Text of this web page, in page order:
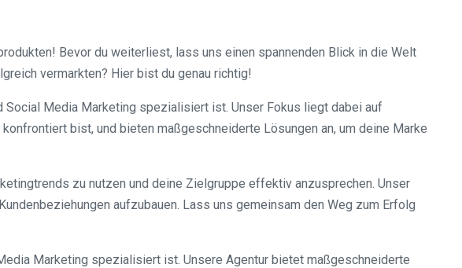
Bevor du weiterliest, lass uns einen spannenden Blick in die Welt
vermarkten? Hier bist du genau richtig!
Social Media Marketing spezialisiert ist. Unser Fokus liegt dabei auf
bist, und bieten maßgeschneiderte Lösungen an, um deine Marke
zu nutzen und deine Zielgruppe effektiv anzusprechen. Unser
aufzubauen. Lass uns gemeinsam den Weg zum Erfolg
Marketing spezialisiert ist. Unsere Agentur bietet maßgeschneiderte